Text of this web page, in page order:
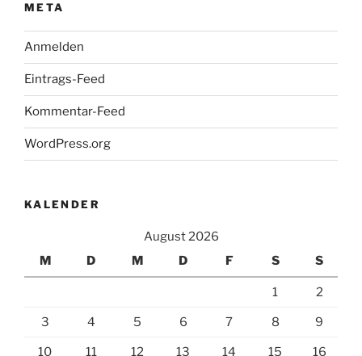
META
Anmelden
Eintrags-Feed
Kommentar-Feed
WordPress.org
KALENDER
August 2026
M
D M D F S S
1 2
3 4 5 6 7 8 9
10 11 12 13 14 15 16